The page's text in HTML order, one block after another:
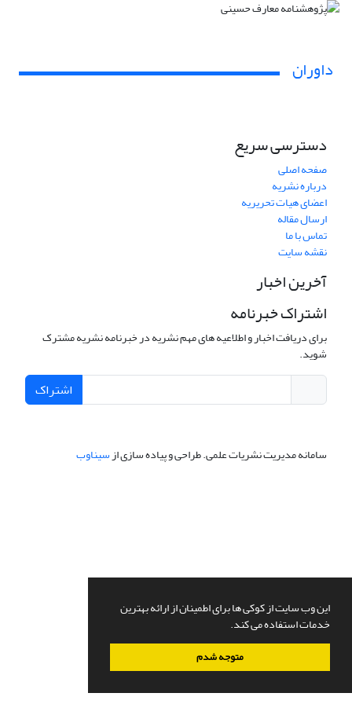
این وب سایت از کوکی ها برای اطمینان از ارائه بهترین
خدمات استفاده می کند.
متوجه شدم
داوران
دسترسی سریع
صفحه اصلی
درباره نشریه
اعضای هیات تحریریه
ارسال مقاله
تماس با ما
نقشه سایت
آخرین اخبار
اشتراک خبرنامه
برای دریافت اخبار و اطلاعیه های مهم نشریه در خبرنامه نشریه مشترک
شوید.
اشتراک
سامانه مدیریت نشریات علمی.طراحی و پیاده سازی ازسیناوب